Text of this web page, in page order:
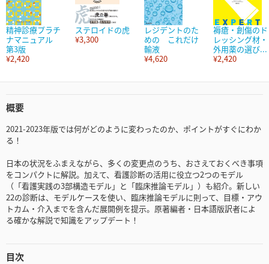
精神診療プラチ
ナマニュアル
第3版
¥2,420
ステロイドの虎
¥3,300
レジデントのた
めの これだけ
輸液
¥4,620
褥瘡・創傷のド
レッシング材・
外用薬の選び...
¥2,420
概要
2021-2023年版では何がどのように変わったのか、ポイントがすぐにわか
る！
日本の状況をふまえながら、多くの変更点のうち、おさえておくべき事項
をコンパクトに解説。加えて、看護診断の活用に役立つ2つのモデル
（「看護実践の3部構造モデル」と「臨床推論モデル」）も紹介。新しい
22の診断は、モデルケースを使い、臨床推論モデルに則って、目標・アウ
トカム・介入までを含んだ展開例を提示。原著編者・日本語版訳者によ
る確かな解説で知識をアップデート！
目次